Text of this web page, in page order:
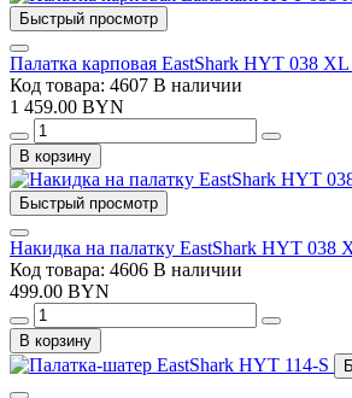
Быстрый просмотр
Палатка карповая EastShark HYT 038
Код товара: 4607 В наличии
1 459.00 BYN
В корзину
Быстрый просмотр
Накидка на палатку EastShark HYT 038
Код товара: 4606 В наличии
499.00 BYN
В корзину